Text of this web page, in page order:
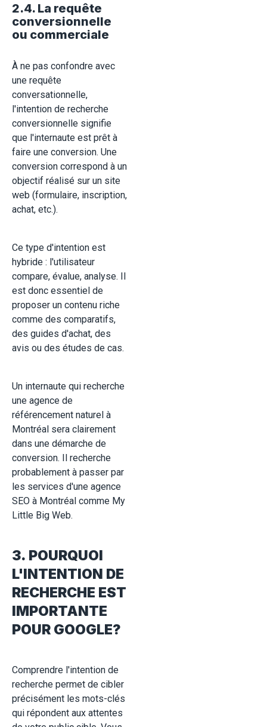
2.4. La requête
conversionnelle
ou commerciale
À ne pas confondre avec
une requête
conversationnelle,
l'intention de recherche
conversionnelle signifie
que l'internaute est prêt à
faire une conversion. Une
conversion correspond à un
objectif réalisé sur un site
web (formulaire, inscription,
achat, etc.).
Ce type d'intention est
hybride : l'utilisateur
compare, évalue, analyse. Il
est donc essentiel de
proposer un contenu riche
comme des comparatifs,
des guides d'achat, des
avis ou des études de cas.
Un internaute qui recherche
une agence de
référencement naturel à
Montréal sera clairement
dans une démarche de
conversion. Il recherche
probablement à passer par
les services d'une agence
SEO à Montréal comme My
Little Big Web.
3. POURQUOI
L'INTENTION DE
RECHERCHE EST
IMPORTANTE
POUR GOOGLE?
Comprendre l'intention de
recherche permet de cibler
précisément les mots-clés
qui répondent aux attentes